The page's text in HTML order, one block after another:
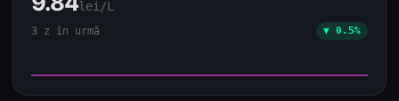
lei/L
3 z în urmă ▼ 0.5%